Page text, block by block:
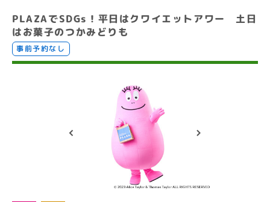
PLAZAでSDGs！平日はクワイエットアワー 土日
はお菓子のつかみどりも
事前予約なし